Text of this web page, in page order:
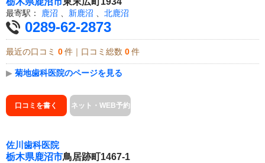
最寄駅： 鹿沼 、 新鹿沼 、 北鹿沼
0289-62-2873
最近の口コミ 0 件｜口コミ総数 0 件
▶ 菊地歯科医院のページを見る
口コミを書く ネット・WEB予約
佐川歯科医院
栃木県鹿沼市鳥居跡町1467-1